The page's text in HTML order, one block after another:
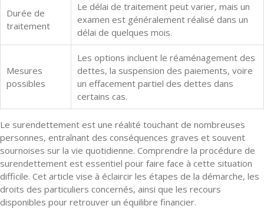
Durée de
traitement
Le délai de traitement peut varier, mais un
examen est généralement réalisé dans un
délai de quelques mois.
Mesures
possibles
Les options incluent le réaménagement des
dettes, la suspension des paiements, voire
un effacement partiel des dettes dans
certains cas.
Le surendettement est une réalité touchant de nombreuses
personnes, entraînant des conséquences graves et souvent
sournoises sur la vie quotidienne. Comprendre la procédure de
surendettement est essentiel pour faire face à cette situation
difficile. Cet article vise à éclaircir les étapes de la démarche, les
droits des particuliers concernés, ainsi que les recours
disponibles pour retrouver un équilibre financier.